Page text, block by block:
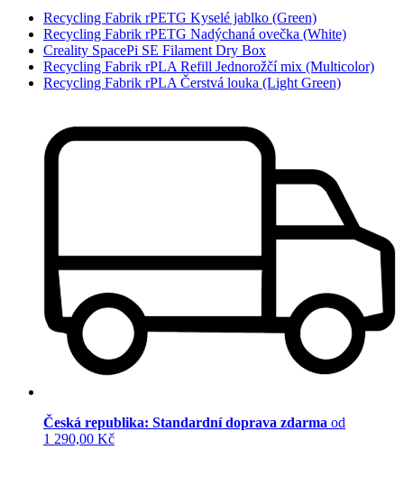
Recycling Fabrik rPETG Kyselé jablko (Green)
Recycling Fabrik rPETG Nadýchaná ovečka (White)
Creality SpacePi SE Filament Dry Box
Recycling Fabrik rPLA Refill Jednorožčí mix (Multicolor)
Recycling Fabrik rPLA Čerstvá louka (Light Green)
Česká republika: Standardní doprava zdarma od
1 290,00 Kč